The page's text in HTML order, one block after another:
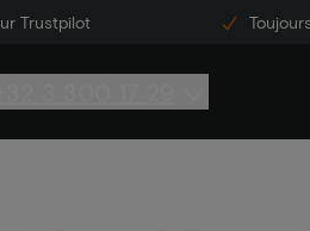
Trustpilot